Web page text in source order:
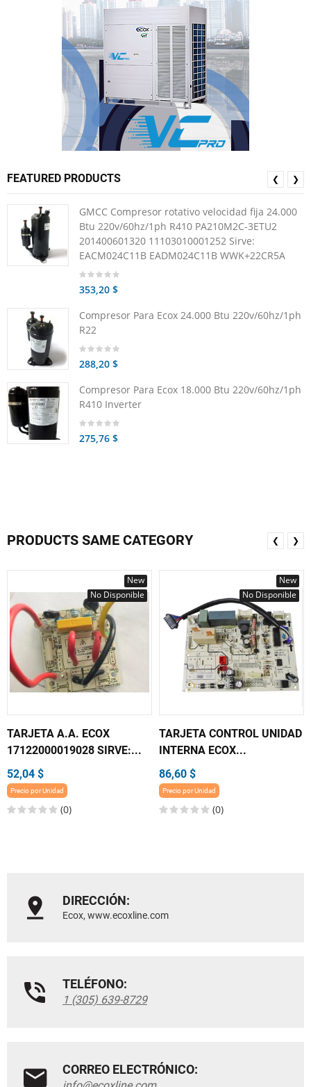
FEATURED PRODUCTS
GMCC Compresor rotativo velocidad fija 24.000
Btu 220v/60hz/1ph R410 PA210M2C-3ETU2
201400601320 11103010001252 Sirve:
EACM024C11B EADM024C11B WWK+22CR5A
353,20 $
Compresor Para Ecox 24.000 Btu 220v/60hz/1ph
R22
288,20 $
Compresor Para Ecox 18.000 Btu 220v/60hz/1ph
R410 Inverter
275,76 $
❮ ❯
PRODUCTS SAME CATEGORY
New
No Disponible
TARJETA A.A. ECOX
17122000019028 SIRVE:...
52,04 $
Precio por Unidad
(0)
New
No Disponible
TARJETA CONTROL UNIDAD
INTERNA ECOX...
86,60 $
Precio por Unidad
(0)
❮ ❯
DIRECCIÓN:
Ecox, www.ecoxline.com
TELÉFONO:
1 (305) 639-8729
CORREO ELECTRÓNICO: